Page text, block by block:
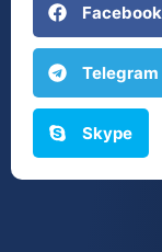
Facebook
Telegram
Skype